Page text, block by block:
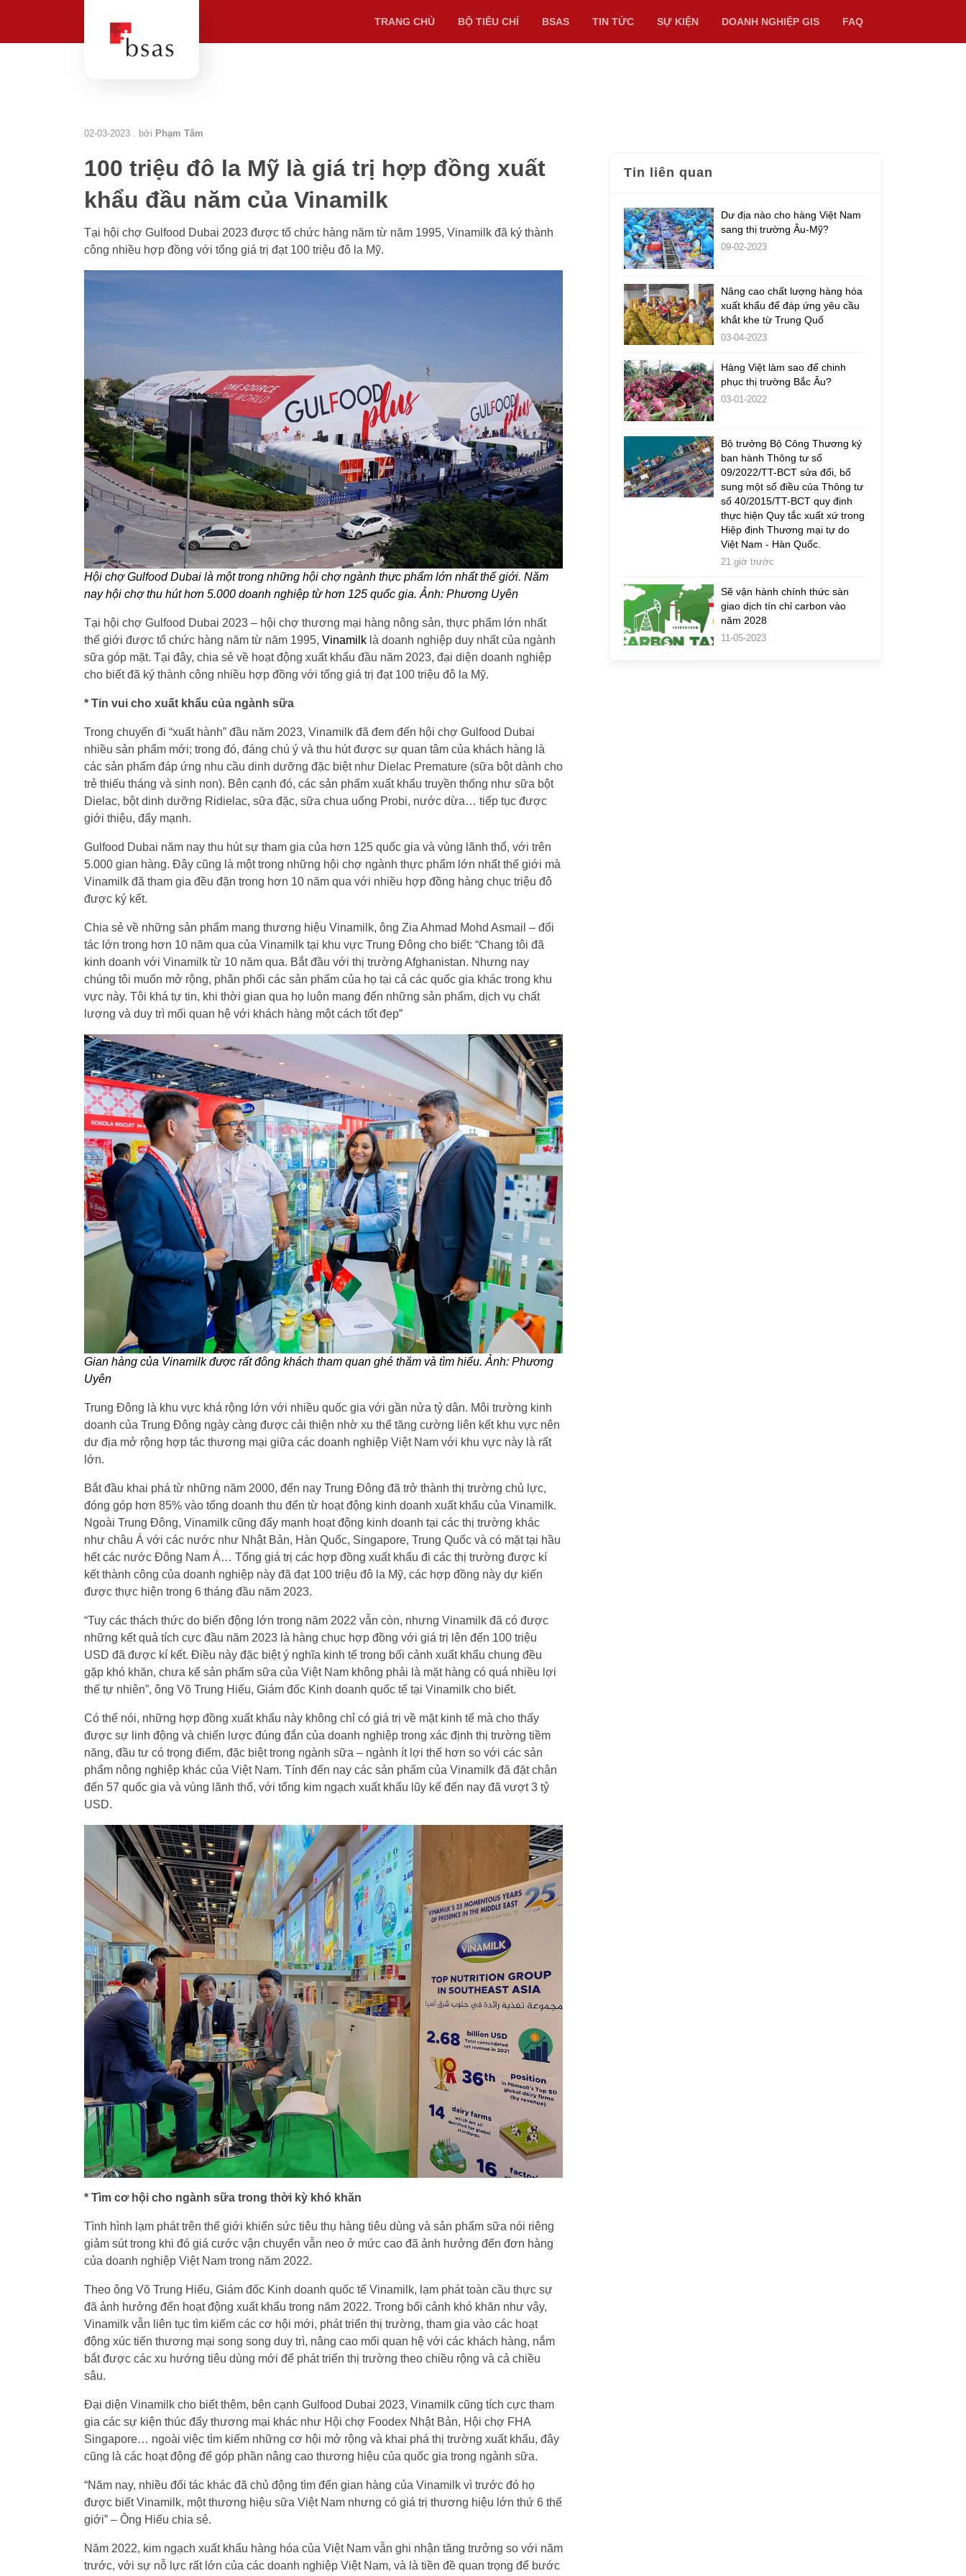
TRANG CHỦ BỘ TIÊU CHÍ BSAS TIN TỨC SỰ KIỆN DOANH NGHIỆP GIS FAQ
02-03-2023 . bởi Phạm Tâm
100 triệu đô la Mỹ là giá trị hợp đồng xuất
khẩu đầu năm của Vinamilk
Tại hội chợ Gulfood Dubai 2023 được tổ chức hàng năm từ năm 1995, Vinamilk đã ký thành
công nhiều hợp đồng với tổng giá trị đạt 100 triệu đô la Mỹ.
Hội chợ Gulfood Dubai là một trong những hội chợ ngành thực phẩm lớn nhất thế giới. Năm
nay hội chợ thu hút hơn 5.000 doanh nghiệp từ hơn 125 quốc gia. Ảnh: Phương Uyên
Tại hội chợ Gulfood Dubai 2023 – hội chợ thương mại hàng nông sản, thực phẩm lớn nhất
thế giới được tổ chức hàng năm từ năm 1995, Vinamilk là doanh nghiệp duy nhất của ngành
sữa góp mặt. Tại đây, chia sẻ về hoạt động xuất khẩu đầu năm 2023, đại diện doanh nghiệp
cho biết đã ký thành công nhiều hợp đồng với tổng giá trị đạt 100 triệu đô la Mỹ.
* Tin vui cho xuất khẩu của ngành sữa
Trong chuyến đi “xuất hành” đầu năm 2023, Vinamilk đã đem đến hội chợ Gulfood Dubai
nhiều sản phẩm mới; trong đó, đáng chú ý và thu hút được sự quan tâm của khách hàng là
các sản phẩm đáp ứng nhu cầu dinh dưỡng đặc biệt như Dielac Premature (sữa bột dành cho
trẻ thiếu tháng và sinh non). Bên cạnh đó, các sản phẩm xuất khẩu truyền thống như sữa bột
Dielac, bột dinh dưỡng Ridielac, sữa đặc, sữa chua uống Probi, nước dừa… tiếp tục được
giới thiệu, đẩy mạnh.
Gulfood Dubai năm nay thu hút sự tham gia của hơn 125 quốc gia và vùng lãnh thổ, với trên
5.000 gian hàng. Đây cũng là một trong những hội chợ ngành thực phẩm lớn nhất thế giới mà
Vinamilk đã tham gia đều đặn trong hơn 10 năm qua với nhiều hợp đồng hàng chục triệu đô
được ký kết.
Chia sẻ về những sản phẩm mang thương hiệu Vinamilk, ông Zia Ahmad Mohd Asmail – đối
tác lớn trong hơn 10 năm qua của Vinamilk tại khu vực Trung Đông cho biết: “Chang tôi đã
kinh doanh với Vinamilk từ 10 năm qua. Bắt đầu với thị trường Afghanistan. Nhưng nay
chúng tôi muốn mở rộng, phân phối các sản phẩm của họ tại cả các quốc gia khác trong khu
vực này. Tôi khá tự tin, khi thời gian qua họ luôn mang đến những sản phẩm, dịch vụ chất
lượng và duy trì mối quan hệ với khách hàng một cách tốt đẹp”
Gian hàng của Vinamilk được rất đông khách tham quan ghé thăm và tìm hiểu. Ảnh: Phương
Uyên
Trung Đông là khu vực khá rộng lớn với nhiều quốc gia với gần nửa tỷ dân. Môi trường kinh
doanh của Trung Đông ngày càng được cải thiện nhờ xu thế tăng cường liên kết khu vực nên
dư địa mở rộng hợp tác thương mại giữa các doanh nghiệp Việt Nam với khu vực này là rất
lớn.
Bắt đầu khai phá từ những năm 2000, đến nay Trung Đông đã trở thành thị trường chủ lực,
đóng góp hơn 85% vào tổng doanh thu đến từ hoạt động kinh doanh xuất khẩu của Vinamilk.
Ngoài Trung Đông, Vinamilk cũng đẩy mạnh hoạt động kinh doanh tại các thị trường khác
như châu Á với các nước như Nhật Bản, Hàn Quốc, Singapore, Trung Quốc và có mặt tại hầu
hết các nước Đông Nam Á… Tổng giá trị các hợp đồng xuất khẩu đi các thị trường được kí
kết thành công của doanh nghiệp này đã đạt 100 triệu đô la Mỹ, các hợp đồng này dự kiến
được thực hiện trong 6 tháng đầu năm 2023.
“Tuy các thách thức do biến động lớn trong năm 2022 vẫn còn, nhưng Vinamilk đã có được
những kết quả tích cực đầu năm 2023 là hàng chục hợp đồng với giá trị lên đến 100 triệu
USD đã được kí kết. Điều này đặc biệt ý nghĩa kinh tế trong bối cảnh xuất khẩu chung đều
gặp khó khăn, chưa kể sản phẩm sữa của Việt Nam không phải là mặt hàng có quá nhiều lợi
thế tự nhiên”, ông Võ Trung Hiếu, Giám đốc Kinh doanh quốc tế tại Vinamilk cho biết.
Có thể nói, những hợp đồng xuất khẩu này không chỉ có giá trị về mặt kinh tế mà cho thấy
được sự linh động và chiến lược đúng đắn của doanh nghiệp trong xác định thị trường tiềm
năng, đầu tư có trọng điểm, đặc biệt trong ngành sữa – ngành ít lợi thế hơn so với các sản
phẩm nông nghiệp khác của Việt Nam. Tính đến nay các sản phẩm của Vinamilk đã đặt chân
đến 57 quốc gia và vùng lãnh thổ, với tổng kim ngạch xuất khẩu lũy kế đến nay đã vượt 3 tỷ
USD.
* Tìm cơ hội cho ngành sữa trong thời kỳ khó khăn
Tình hình lạm phát trên thế giới khiến sức tiêu thụ hàng tiêu dùng và sản phẩm sữa nói riêng
giảm sút trong khi đó giá cước vận chuyển vẫn neo ở mức cao đã ảnh hưởng đến đơn hàng
của doanh nghiệp Việt Nam trong năm 2022.
Theo ông Võ Trung Hiếu, Giám đốc Kinh doanh quốc tế Vinamilk, lạm phát toàn cầu thực sự
đã ảnh hưởng đến hoạt động xuất khẩu trong năm 2022. Trong bối cảnh khó khăn như vậy,
Vinamilk vẫn liên tục tìm kiếm các cơ hội mới, phát triển thị trường, tham gia vào các hoạt
động xúc tiến thương mại song song duy trì, nâng cao mối quan hệ với các khách hàng, nắm
bắt được các xu hướng tiêu dùng mới để phát triển thị trường theo chiều rộng và cả chiều
sâu.
Đại diện Vinamilk cho biết thêm, bên cạnh Gulfood Dubai 2023, Vinamilk cũng tích cực tham
gia các sự kiện thúc đẩy thương mại khác như Hội chợ Foodex Nhật Bản, Hội chợ FHA
Singapore… ngoài việc tìm kiếm những cơ hội mở rộng và khai phá thị trường xuất khẩu, đây
cũng là các hoạt động để góp phần nâng cao thương hiệu của quốc gia trong ngành sữa.
“Năm nay, nhiều đối tác khác đã chủ động tìm đến gian hàng của Vinamilk vì trước đó họ
được biết Vinamilk, một thương hiệu sữa Việt Nam nhưng có giá trị thương hiệu lớn thứ 6 thế
giới” – Ông Hiếu chia sẻ.
Năm 2022, kim ngạch xuất khẩu hàng hóa của Việt Nam vẫn ghi nhận tăng trưởng so với năm
trước, với sự nỗ lực rất lớn của các doanh nghiệp Việt Nam, và là tiền đề quan trọng để bước
Tin liên quan
Dư địa nào cho hàng Việt Nam
sang thị trường Âu-Mỹ?
09-02-2023
Nâng cao chất lượng hàng hóa
xuất khẩu để đáp ứng yêu cầu
khắt khe từ Trung Quố
03-04-2023
Hàng Việt làm sao để chinh
phục thị trường Bắc Âu?
03-01-2022
Bộ trưởng Bộ Công Thương ký
ban hành Thông tư số
09/2022/TT-BCT sửa đổi, bổ
sung một số điều của Thông tư
số 40/2015/TT-BCT quy định
thực hiện Quy tắc xuất xứ trong
Hiệp định Thương mại tự do
Việt Nam - Hàn Quốc.
21 giờ trước
Sẽ vận hành chính thức sàn
giao dịch tín chỉ carbon vào
năm 2028
11-05-2023